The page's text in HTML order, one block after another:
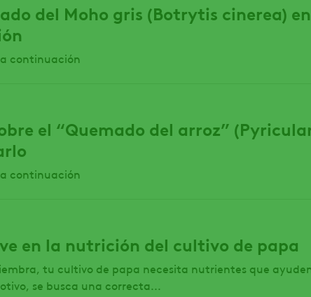
del Moho gris (Botrytis cinerea)
continuación
el “Quemado del arroz”
continuación
en la nutrición del cultivo de papa
tu cultivo de papa necesita nutrientes que
se busca una correcta...